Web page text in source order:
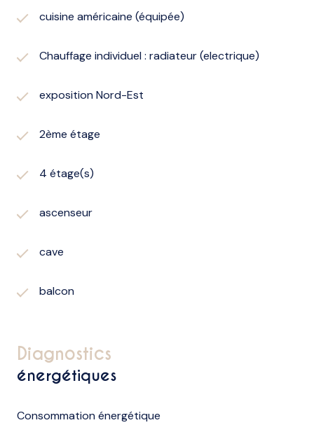
cuisine américaine (équipée)
Chauffage individuel : radiateur (electrique)
exposition Nord-Est
2ème étage
4 étage(s)
ascenseur
cave
balcon
diagnostics
énergétiques
Consommation énergétique